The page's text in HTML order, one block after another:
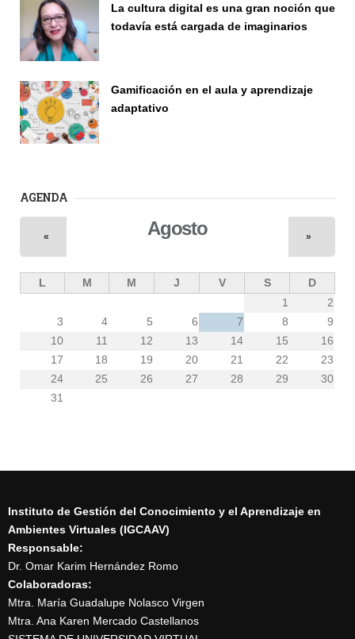
La cultura digital es una gran noción que
todavía está cargada de imaginarios
Gamificación en el aula y aprendizaje
adaptativo
AGENDA
Agosto
« »
L M M J V S
D
1
2
3
4 5 6 7 8
9
10
11 12 13 14 15
16
17
18 19 20 21 22
23
24
25 26 27 28 29
30
31
Instituto de Gestión del Conocimiento y el Aprendizaje en
Ambientes Virtuales (IGCAAV)
Responsable:
Dr. Omar Karim Hernández Romo
Colaboradoras:
Mtra. María Guadalupe Nolasco Virgen
Mtra. Ana Karen Mercado Castellanos